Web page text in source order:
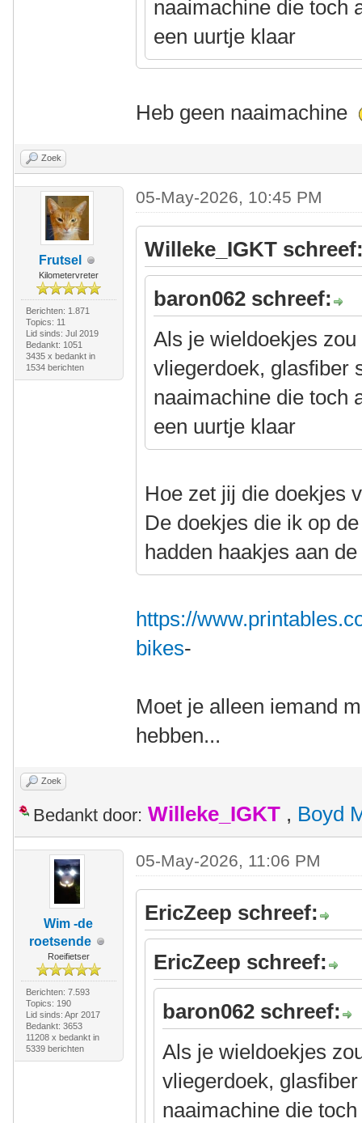
naaimachine die toch
een uurtje klaar
Heb geen naaimachine
Zoek
Frutsel
Kilometervreter
Berichten: 1.871
Topics: 11
Lid sinds: Jul 2019
Bedankt: 1051
3435 x bedankt in
1534 berichten
05-May-2026, 10:45 PM
Willeke_IGKT
baron062 schreef:
Als je wieldoekjes
vliegerdoek, glasfiber
naaimachine die toch
een uurtje klaar
Hoe zet jij die doekjes
De doekjes die ik op
hadden haakjes aan
https://
bikes-
Moet je alleen iemand
hebben...
Zoek
Bedankt door: Willeke_IGKT , Boyd
Wim -de
roetsende
Roeifietser
Berichten: 7.593
Topics: 190
Lid sinds: Apr 2017
Bedankt: 3653
11208 x bedankt in
5339 berichten
05-May-2026, 11:06 PM
EricZeep schreef:
EricZeep schreef:
baron062 schreef:
Als je wieldoekjes
vliegerdoek,
naaimachine die